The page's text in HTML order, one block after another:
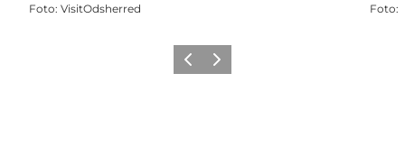
Foto: VisitOdsherred Foto:
Vorherige Folie
Nächste Folie